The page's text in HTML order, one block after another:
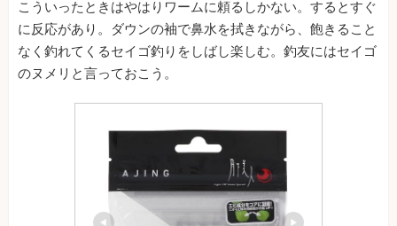
こういったときはやはりワームに頼るしかない。するとすぐ
に反応があり。ダウンの袖で鼻水を拭きながら、飽きること
なく釣れてくるセイゴ釣りをしばし楽しむ。釣友にはセイゴ
のヌメリと言っておこう。